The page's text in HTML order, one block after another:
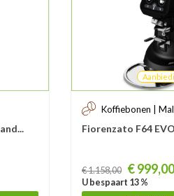
Koffiebonen |
Fiorenzato F64
Prijs
€ 1.158,00 € 999,00
U bespaart 13 %